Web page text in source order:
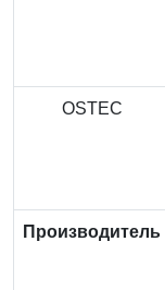
OSTEC
Производитель